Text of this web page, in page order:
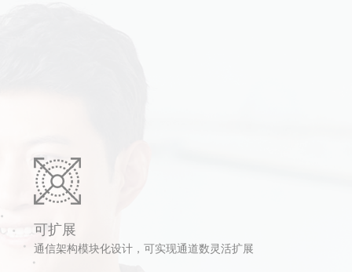
可扩展
通信架构模块化设计，可实现通道数灵活扩展